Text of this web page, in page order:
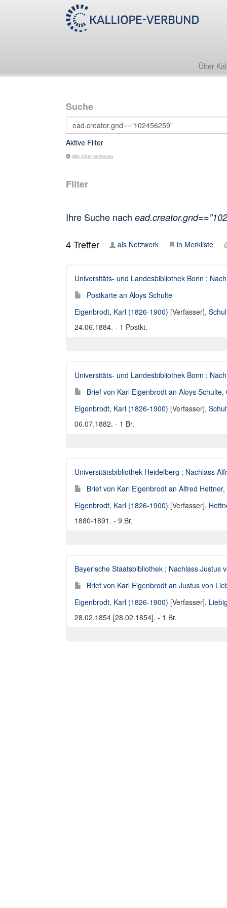
Über
Suche
Aktive Filter
Alle Filter entfernen
Filter
Ihre Suche nach
4Treffer als Netzwerk in Merkliste
Universitäts- und Landesbibliothek Bonn ;
Postkarte an Aloys Schulte
Eigenbrodt, Karl (1826-1900) [Verfasser],
24.06.1884. - 1 Postkt.
Universitäts- und Landesbibliothek Bonn ;
Brief von Karl Eigenbrodt an Aloys Schulte,
Eigenbrodt, Karl (1826-1900) [Verfasser],
06.07.1882. - 1 Br.
Universitätsbibliothek Heidelberg ; Nachlass
Brief von Karl Eigenbrodt an Alfred
Eigenbrodt, Karl (1826-1900) [Verfasser],
1880-1891. - 9 Br.
Bayerische Staatsbibliothek ; Nachlass Justus
Brief von Karl Eigenbrodt an Justus von
Eigenbrodt, Karl (1826-1900) [Verfasser],
28.02.1854 [28.02.1854]. - 1 Br.